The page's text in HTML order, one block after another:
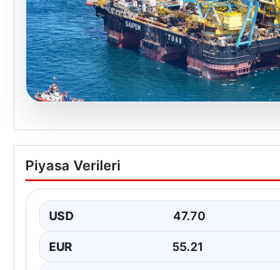
06.08.2026
İstanbul Boğazı’ndan bir dev
Köprülerin altından
Piyasa Verileri
USD 47.70
EUR 55.21